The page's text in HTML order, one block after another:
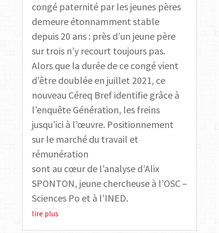
congé paternité par les jeunes pères
demeure étonnamment stable
depuis 20 ans : près d’un jeune père
sur trois n’y recourt toujours pas.
Alors que la durée de ce congé vient
d’être doublée en juillet 2021, ce
nouveau Céreq Bref identifie grâce à
l’enquête Génération, les freins
jusqu’ici à l’œuvre. Positionnement
sur le marché du travail et
rémunération
sont au cœur de l’analyse d’Alix
SPONTON, jeune chercheuse à l’OSC –
Sciences Po et à l’INED.
lire plus